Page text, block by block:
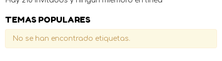
TEMAS POPULARES
No se han encontrado etiquetas.